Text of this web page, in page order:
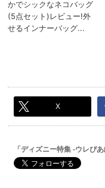
X
「ディズニー特集 -ウレぴ